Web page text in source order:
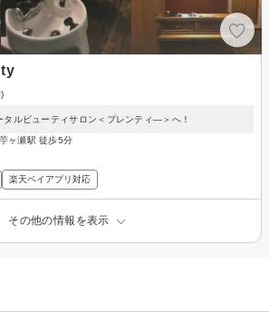
タルビューティサロン＜プレンティ―＞へ！
ヶ瀬駅 徒歩5分
楽天ペイアプリ対応
その他の情報を表示